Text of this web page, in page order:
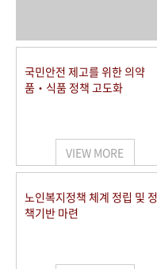
국민안전 제고를 위한 의약
품‧식품 정책 고도화
VIEW MORE
노인복지정책 체계 정립 및 정
책기반 마련